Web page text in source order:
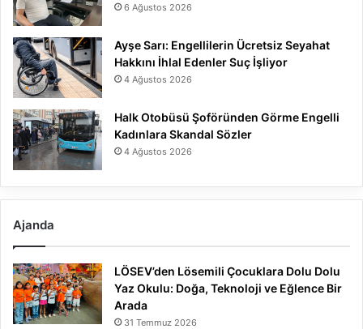
6 Ağustos 2026
Ayşe Sarı: Engellilerin Ücretsiz Seyahat
Hakkını İhlal Edenler Suç İşliyor
4 Ağustos 2026
Halk Otobüsü Şoföründen Görme Engelli
Kadınlara Skandal Sözler
4 Ağustos 2026
Ajanda
LÖSEV’den Lösemili Çocuklara Dolu Dolu
Yaz Okulu: Doğa, Teknoloji ve Eğlence Bir
Arada
31 Temmuz 2026